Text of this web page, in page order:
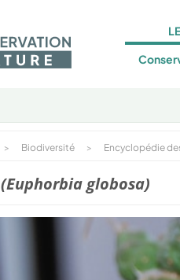
> Biodiversité > Encyclopédie
(Euphorbia globosa)